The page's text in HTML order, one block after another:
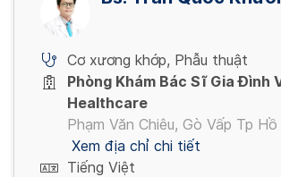
Cơ xương khớp, Phẫu thuật
Phòng Khám Bác Sĩ Gia Đình
Healthcare
Phạm Văn Chiêu, Gò Vấp Tp
Xem địa chỉ chi tiết
Tiếng Việt